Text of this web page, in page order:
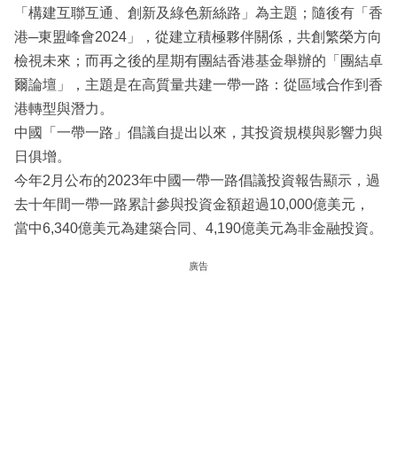
「構建互聯互通、創新及綠色新絲路」為主題；隨後有「香
港─東盟峰會2024」，從建立積極夥伴關係，共創繁榮方向
檢視未來；而再之後的星期有團結香港基金舉辦的「團結卓
爾論壇」，主題是在高質量共建一帶一路：從區域合作到香
港轉型與潛力。
中國「一帶一路」倡議自提出以來，其投資規模與影響力與
日俱增。
今年2月公布的2023年中國一帶一路倡議投資報告顯示，過
去十年間一帶一路累計參與投資金額超過10,000億美元，
當中6,340億美元為建築合同、4,190億美元為非金融投資。
廣告